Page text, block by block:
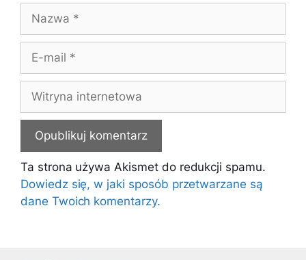
mail
internetowa
Ta strona używa Akismet do redukcji spamu.
Dowiedz się, w jaki sposób przetwarzane są
dane Twoich komentarzy.